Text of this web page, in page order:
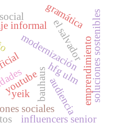
modernización
el salvador
yeik
youtube audiencia
sociales
informal
influencers senior
emprendimientos
o
l
u
c
i
o
n
e
s
s
o
s
t
e
n
i
b
l
e
s
gramática
bauhaushfg ulm